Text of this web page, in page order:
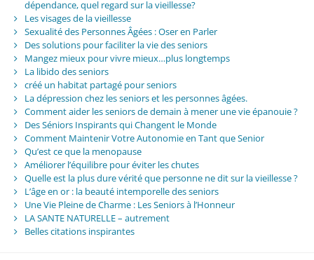
dépendance, quel regard sur la vieillesse?
Les visages de la vieillesse
Sexualité des Personnes Âgées : Oser en Parler
Des solutions pour faciliter la vie des seniors
Mangez mieux pour vivre mieux…plus longtemps
La libido des seniors
créé un habitat partagé pour seniors
La dépression chez les seniors et les personnes âgées.
Comment aider les seniors de demain à mener une vie épanouie ?
Des Séniors Inspirants qui Changent le Monde
Comment Maintenir Votre Autonomie en Tant que Senior
Qu’est ce que la menopause
Améliorer l’équilibre pour éviter les chutes
Quelle est la plus dure vérité que personne ne dit sur la vieillesse ?
L’âge en or : la beauté intemporelle des seniors
Une Vie Pleine de Charme : Les Seniors à l’Honneur
LA SANTE NATURELLE – autrement
Belles citations inspirantes